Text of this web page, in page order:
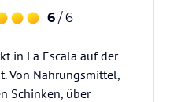
6 / 6
in La Escala auf der
Von Nahrungsmittel,
Schinken, über